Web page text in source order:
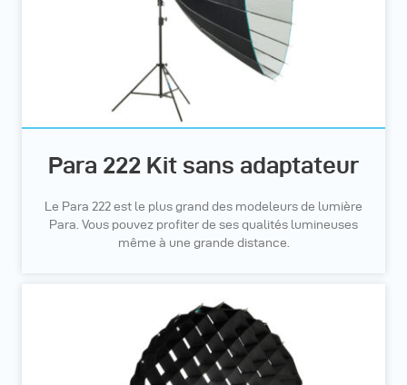
Para 222 Kit sans adaptateur
Le Para 222 est le plus grand des modeleurs de lumière
Para. Vous pouvez profiter de ses qualités lumineuses
même à une grande distance.